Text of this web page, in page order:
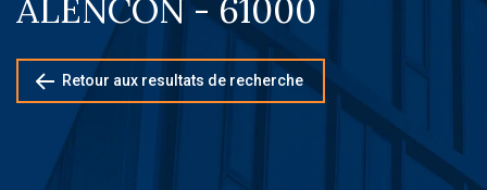
ALENCON - 61000
Retour aux resultats de recherche